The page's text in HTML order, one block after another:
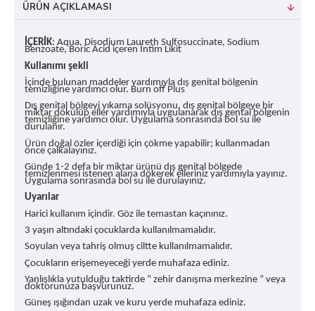
ÜRÜN AÇIKLAMASI
İÇERİK: Aqua, Disodium Laureth Sulfosuccinate, Sodium
Benzoate, Boric Acid içeren İntim Likit
Kullanımı şekli
İçinde bulunan maddeler yardımıyla dış genital bölgenin
temizliğine yardımcı olur. Burn off Plus
Dış genital bölgeyi yıkama solüsyonu, dış genital bölgeye bir
miktar dökülüp eller yardımıyla uygulanarak dış gental bölgenin
temizliğine yardımcı olur. Uygulama sonrasında bol su ile
durulanır.
Ürün doğal özler içerdiği için çökme yapabilir; kullanmadan
önce çalkalayınız.
Günde 1-2 defa bir miktar ürünü dış genital bölgede
temizlenmesi istenen alana dökerek elleriniz yardımıyla yayınız.
Uygulama sonrasında bol su ile durulayınız.
Uyarılar
Harici kullanım içindir. Göz ile temastan kaçınınız.
3 yaşın altındaki çocuklarda kullanılmamalıdır.
Soyulan veya tahriş olmuş ciltte kullanılmamalıdır.
Çocukların erişemeyeceği yerde muhafaza ediniz.
Yanlışlıkla yutulduğu taktirde “ zehir danışma merkezine “ veya
doktorunuza başvurunuz.
Güneş ışığından uzak ve kuru yerde muhafaza ediniz.